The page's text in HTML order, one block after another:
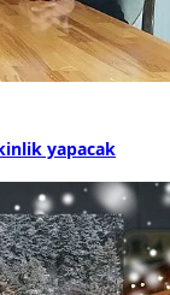
yapacak